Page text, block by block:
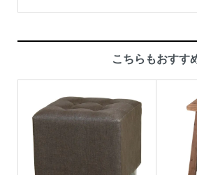
こちらもおすす